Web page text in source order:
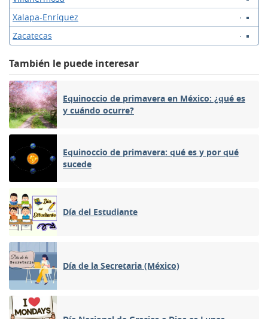
Xalapa-Enríquez
Zacatecas
También le puede interesar
Equinoccio de primavera en México: ¿qué es
y cuándo ocurre?
Equinoccio de primavera: qué es y por qué
sucede
Día del Estudiante
Día de la Secretaria (México)